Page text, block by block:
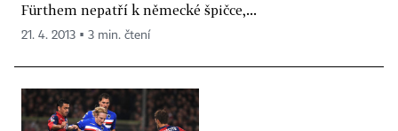
Fürthem nepatří k německé špičce,...
21. 4. 2013 ▪ 3 min. čtení